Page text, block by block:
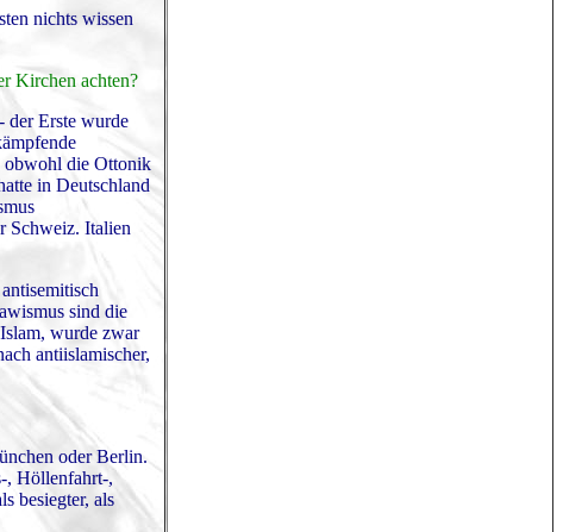
nichts wissen
Kirchen achten?
der Erste wurde
obwohl die Ottonik
in Deutschland
Schweiz. Italien
sind die
wurde zwar
antiislamischer,
oder Berlin.
, Höllenfahrt-,
besiegter, als